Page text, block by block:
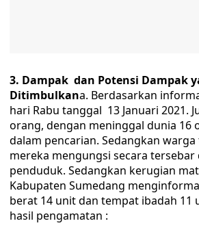
3. Dampak dan Potensi Dampaky
Ditimbulkana. Berdasarkan
hari Rabu tanggal 13 Januari 2021.
orang, dengan meninggal dunia 16
dalam pencarian. Sedangkan
mereka mengungsi secara tersebar
penduduk. Sedangkan kerugian
Kabupaten Sumedang
berat 14 unit dan tempat ibadah 11
hasil pengamatan :